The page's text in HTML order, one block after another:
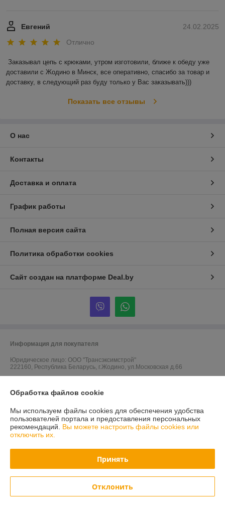
24.02.2025
Евгений
Отлично
Заказывал цепь с крюками, утром изготовили, ближе к обеду уже
доставили с Жодино в Минск, все оперативно, спасибо за товар и
доставку, в следующий раз буду только у Вас заказывать)))
Показать все отзывы
О нас
Контакты
Доставка и оплата
График работы
Полная версия сайта
Политика обработки cookies
Сайт создан на платформе Deal.by
Информация для покупателя
Юридическое лицо: ООО "Трансэксимстрой"
222160, Республика Беларусь, г.Жодино, ул.Московская д.66
Регистрационный орган: Жодинский горисполком
Дата регистрации компании: 05.01.2011
Ссылка на свидетельство/лицензию
Ссылка на свидетельство/лицензию
Ссылка на свидетельство/лицензию
Местонахождение книги жалоб и предложений: ул. Московская, 66
Обработка файлов cookie
Мы используем файлы cookies для обеспечения удобства
пользователей портала и предоставления персональных
рекомендаций. Вы можете настроить файлы cookies или
отключить их.
Принять
Отклонить